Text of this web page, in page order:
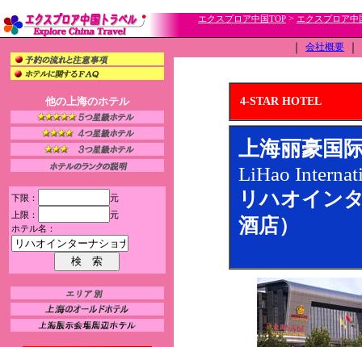
エクスプロア中国TOP > エクスプロア中
他の上海のホテル
下限：
元
上限：
元
ホテル名：
会社概要
4-STAR HOTEL
上海丽豪国
LiHao
リハオイン
酒店）